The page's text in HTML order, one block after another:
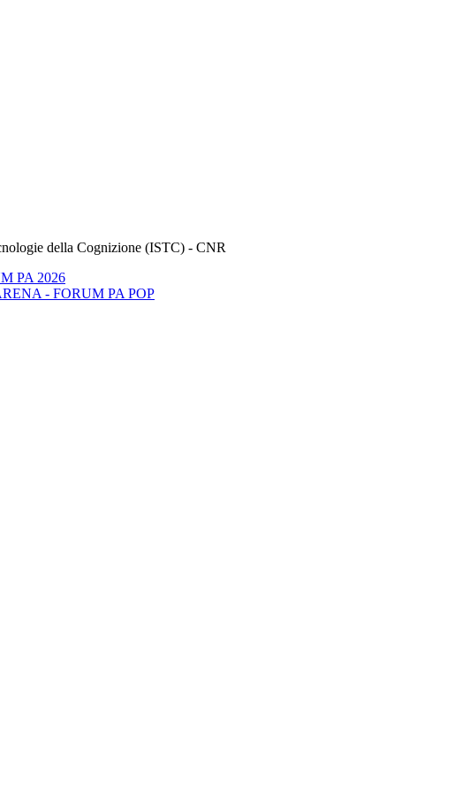
della Cognizione (ISTC) - CNR
PA 2026
- FORUM PA POP